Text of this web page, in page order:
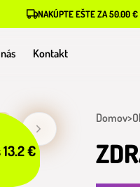
NAKÚPTE EŠTE ZA 50.00 €
Kontakt
€
Domov>